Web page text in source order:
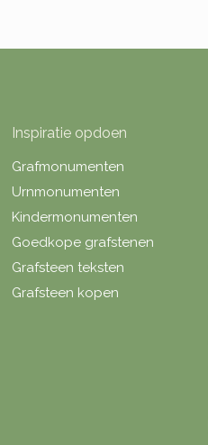
Inspiratie opdoen
Grafmonumenten
Urnmonumenten
Kindermonumenten
Goedkope grafstenen
Grafsteen teksten
Grafsteen kopen